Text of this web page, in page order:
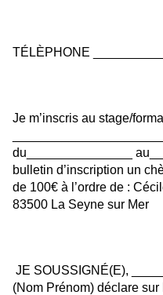
TÉLÈPHONE
Je m’inscris au stage/
du_______________
bulletin d’inscription un
de 100€ à l’ordre de :
83500 La Seyne sur Mer
JE SOUSSIGNÉ(E),
(Nom Prénom) déclare sur